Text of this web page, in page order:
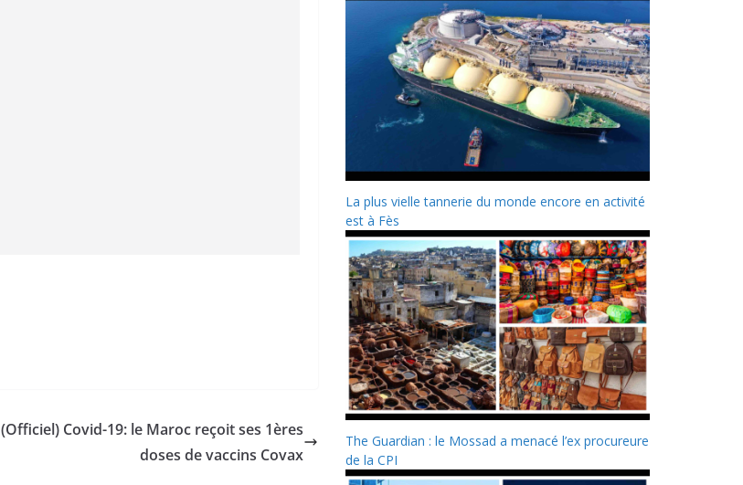
(Officiel) Covid-19: le Maroc reçoit ses 1ères
doses de vaccins Covax
La plus vielle tannerie du monde encore en activité
est à Fès
The Guardian : le Mossad a menacé l’ex procureure
de la CPI